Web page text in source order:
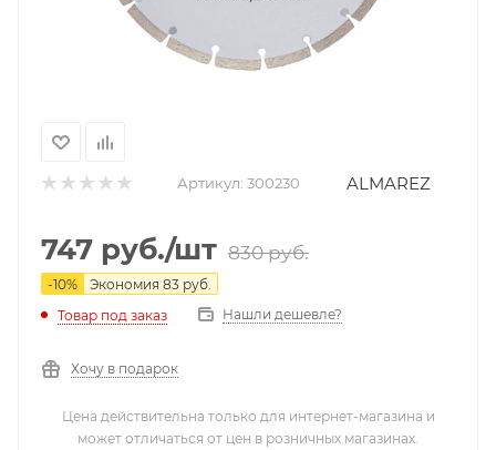
Артикул: 300230 ALMAREZ
747 руб./шт 830руб.
-10% Экономия 83 руб.
Товар под заказ
Нашли дешевле?
Хочу в подарок
Цена действительна только для интернет-магазина и
может отличаться от цен в розничных магазинах.